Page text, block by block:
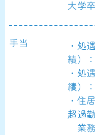
大学
手当
・処
績）
・処
績）
・住
超過
業